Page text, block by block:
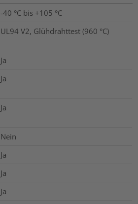
-40 °C bis +105 °C
UL94 V2, Glühdrahttest (960 °C)
Ja
Ja
Ja
Nein
Ja
Ja
Ja